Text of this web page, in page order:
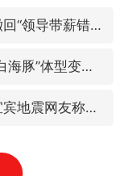
河南撤回“领导带薪错峰休假”通知
台风“白海豚”体型变大！环流面积接近13个浙江那么大
四川宜宾地震网友称睡觉被摇醒